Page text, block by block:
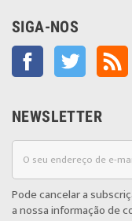
SIGA-NOS
Facebook Twitter
NEWSLETTER
Pode cancelar a
a nossa informação de